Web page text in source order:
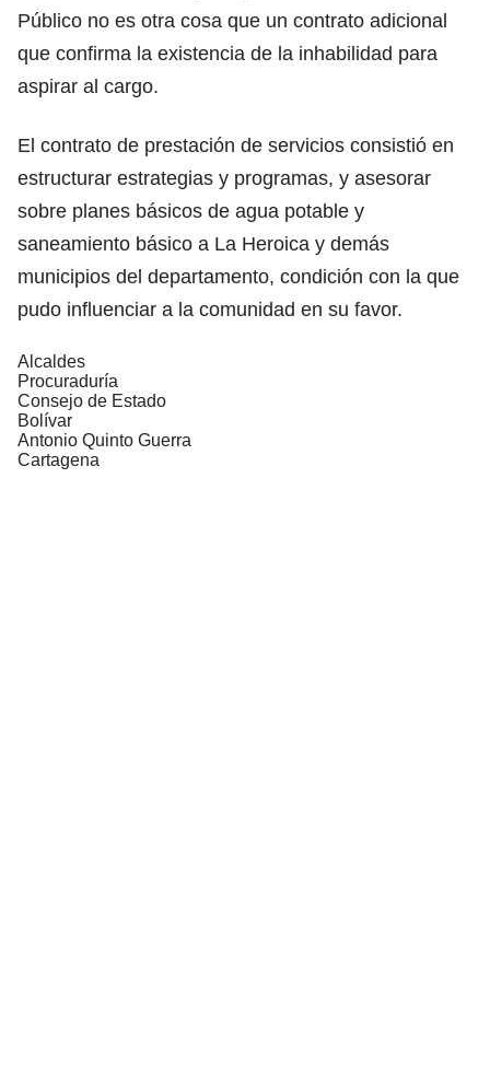
Público no es otra cosa que un contrato adicional
que confirma la existencia de la inhabilidad para
aspirar al cargo.
El contrato de prestación de servicios consistió en
estructurar estrategias y programas, y asesorar
sobre planes básicos de agua potable y
saneamiento básico a La Heroica y demás
municipios del departamento, condición con la que
pudo influenciar a la comunidad en su favor.
Alcaldes
Procuraduría
Consejo de Estado
Bolívar
Antonio Quinto Guerra
Cartagena